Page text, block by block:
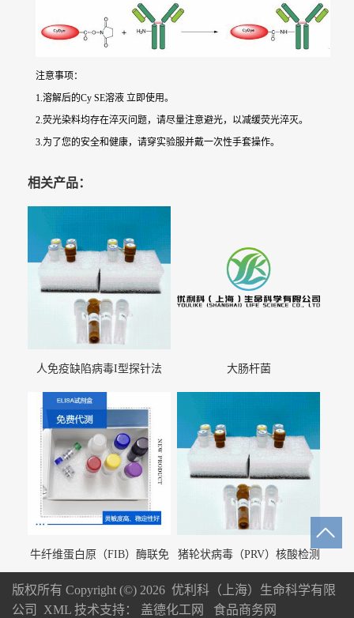
注意事项：
1.溶解后的Cy SE溶液 立即使用。
2.荧光染料均存在淬灭问题，请尽量注意避光，以减缓荧光淬灭。
3.为了您的安全和健康，请穿实验服并戴一次性手套操作。
相关产品：
人免疫缺陷病毒I型探针法
大肠杆菌
牛纤维蛋白原（FIB）酶联免
疫分析试剂盒
猪轮状病毒（PRV）核酸检测
试剂盒（荧光 PCR 法）
版权所有 Copyright (©) 2026 优利科（上海）生命科学有限
公司
XML 技术支持： 盖德化工网 食品商务网